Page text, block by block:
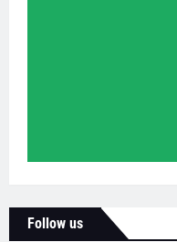
Follow us